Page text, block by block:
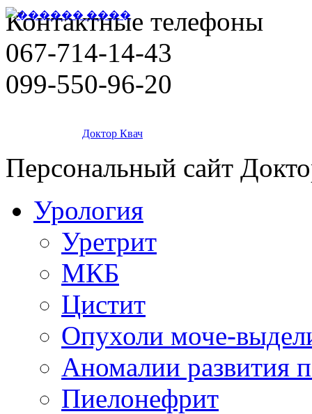
Контактные телефоны
067-714-14-43
099-550-96-20
Доктор Квач
Персональный сайт
Урология
Уретрит
МКБ
Цистит
Опухоли моче-
Аномалии развития
Пиелонефрит